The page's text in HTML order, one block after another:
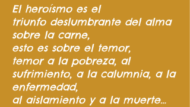
El heroísmo es el
triunfo deslumbrante del alma
sobre la carne,
esto es sobre el temor,
temor a la pobreza, al
sufrimiento, a la calumnia, a la
enfermedad,
al aislamiento y a la muerte…